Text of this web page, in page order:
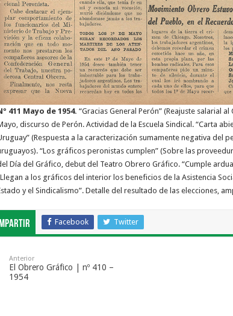
411 Mayo de 1954. “Gracias General Perón” (Reajuste salarial
discurso de Perón. Actividad de la Escuela Sindical. “Carta
(Respuesta a la caracterización sumamente negativa del
“Los gráficos peronistas cumplen” (Sobre las
Día del Gráfico, debut del Teatro Obrero Gráfico. “Cumple
a los gráficos del interior los beneficios de la Asistencia
y el Sindicalismo”. Detalle del resultado de las elecciones,
Facebook Twitter
Anterior
El Obrero Gráfico | nº 410 –
1954